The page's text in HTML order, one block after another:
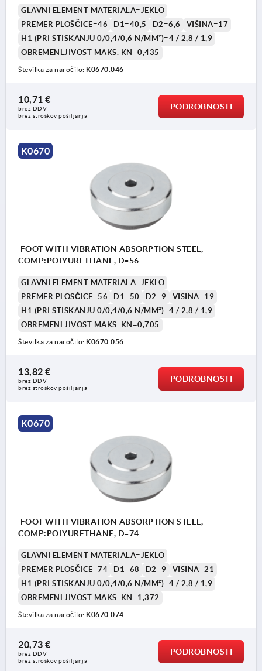
GLAVNI ELEMENT MATERIALA=JEKLO
PREMER PLOŠČICE=46
D1=40,5 D2=6,6
VIŠINA=17
H1 (PRI STISKANJU 0/0,4/0,6 N/MM²)=4 / 2,8 / 1,9
OBREMENLJIVOST MAKS. KN=0,435
Številka za naročilo: K0670.046
10,71 €
brez DDV
brez stroškov pošiljanja
PODROBNOSTI
K0670
FOOT WITH VIBRATION ABSORPTION STEEL,
COMP:POLYURETHANE, D=56
GLAVNI ELEMENT MATERIALA=JEKLO
PREMER PLOŠČICE=56
D1=50 D2=9
VIŠINA=19
H1 (PRI STISKANJU 0/0,4/0,6 N/MM²)=4 / 2,8 / 1,9
OBREMENLJIVOST MAKS. KN=0,705
Številka za naročilo: K0670.056
13,82 €
brez DDV
brez stroškov pošiljanja
PODROBNOSTI
K0670
FOOT WITH VIBRATION ABSORPTION STEEL,
COMP:POLYURETHANE, D=74
GLAVNI ELEMENT MATERIALA=JEKLO
PREMER PLOŠČICE=74
D1=68 D2=9
VIŠINA=21
H1 (PRI STISKANJU 0/0,4/0,6 N/MM²)=4 / 2,8 / 1,9
OBREMENLJIVOST MAKS. KN=1,372
Številka za naročilo: K0670.074
20,73 €
brez DDV
brez stroškov pošiljanja
PODROBNOSTI